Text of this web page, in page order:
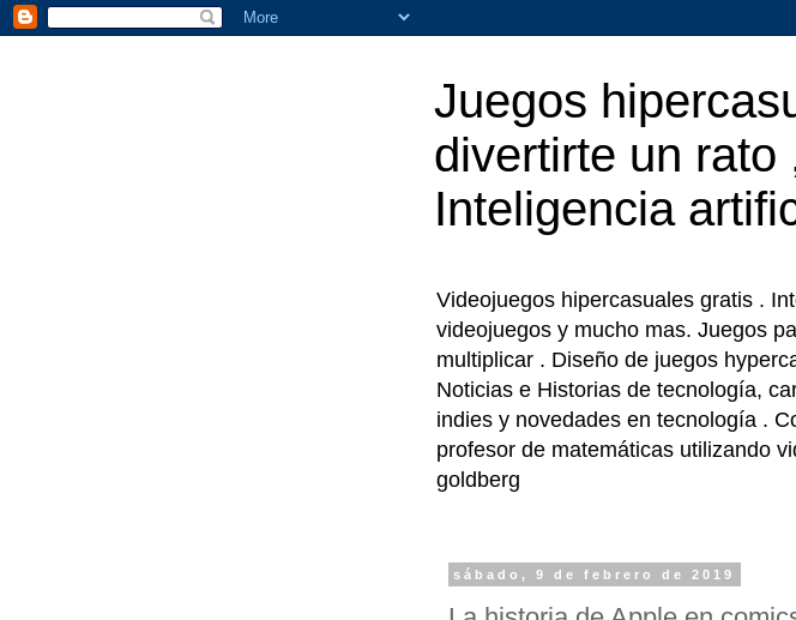
Juegos
divertirte un rato
Inteligencia
Videojuegos hipercasuales gratis .
videojuegos y mucho mas. Juegos
multiplicar . Diseño de juegos
Noticias e Historias de tecnología,
indies y novedades en tecnología .
profesor de matemáticas utilizando
goldberg
sábado, 9 de febrero de 2019